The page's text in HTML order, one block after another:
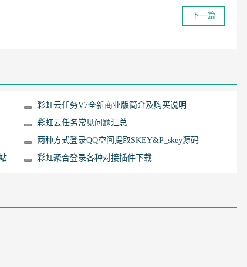
下一篇
彩虹云任务V7全新商业版简介及购买说明
彩虹云任务常见问题汇总
两种方式登录QQ空间提取SKEY&P_skey源码
彩虹聚合登录各种对接插件下载